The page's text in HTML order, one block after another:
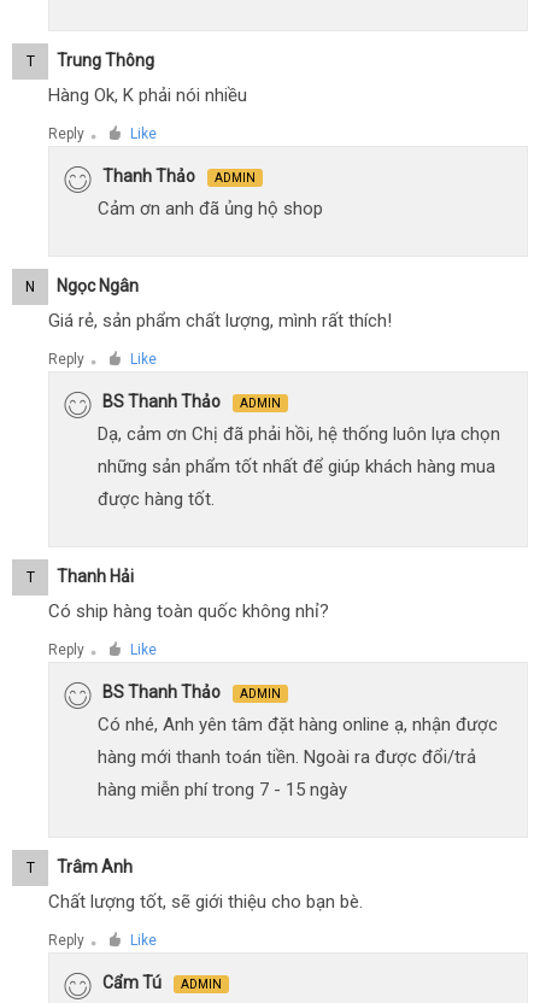
T Trung Thông
Hàng Ok, K phải nói nhiều
Reply ● Like
Thanh Thảo ADMIN
Cảm ơn anh đã ủng hộ shop
N Ngọc Ngân
Giá rẻ, sản phẩm chất lượng, mình rất thích!
Reply ● Like
BS Thanh Thảo ADMIN
Dạ, cảm ơn Chị đã phải hồi, hệ thống luôn lựa chọn
những sản phẩm tốt nhất để giúp khách hàng mua
được hàng tốt.
T Thanh Hải
Có ship hàng toàn quốc không nhỉ?
Reply ● Like
BS Thanh Thảo ADMIN
Có nhé, Anh yên tâm đặt hàng online ạ, nhận được
hàng mới thanh toán tiền. Ngoài ra được đổi/trả
hàng miễn phí trong 7 - 15 ngày
T Trâm Anh
Chất lượng tốt, sẽ giới thiệu cho bạn bè.
Reply ● Like
Cẩm Tú ADMIN